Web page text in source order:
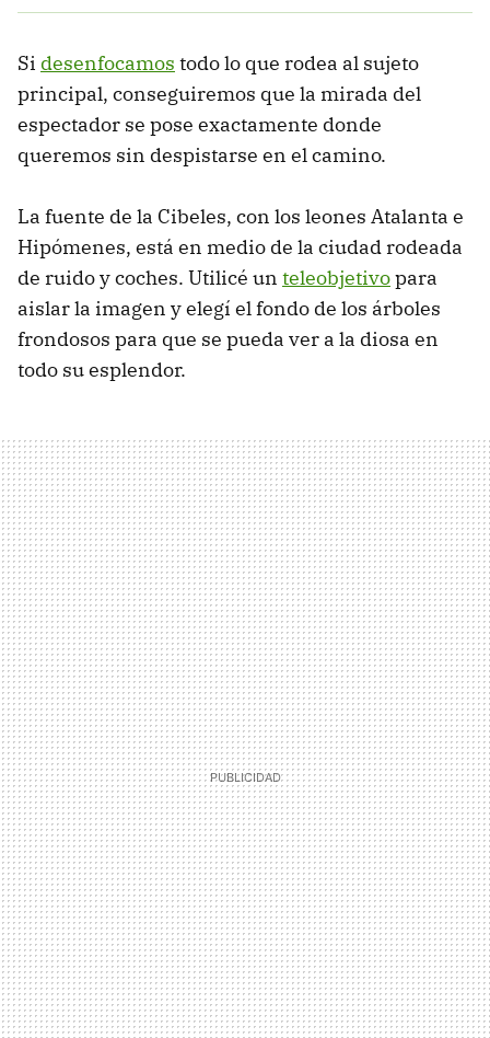
Si desenfocamos todo lo que rodea al sujeto
principal, conseguiremos que la mirada del
espectador se pose exactamente donde
queremos sin despistarse en el camino.
La fuente de la Cibeles, con los leones Atalanta e
Hipómenes, está en medio de la ciudad rodeada
de ruido y coches. Utilicé un teleobjetivopara
aislar la imagen y elegí el fondo de los árboles
frondosos para que se pueda ver a la diosa en
todo su esplendor.